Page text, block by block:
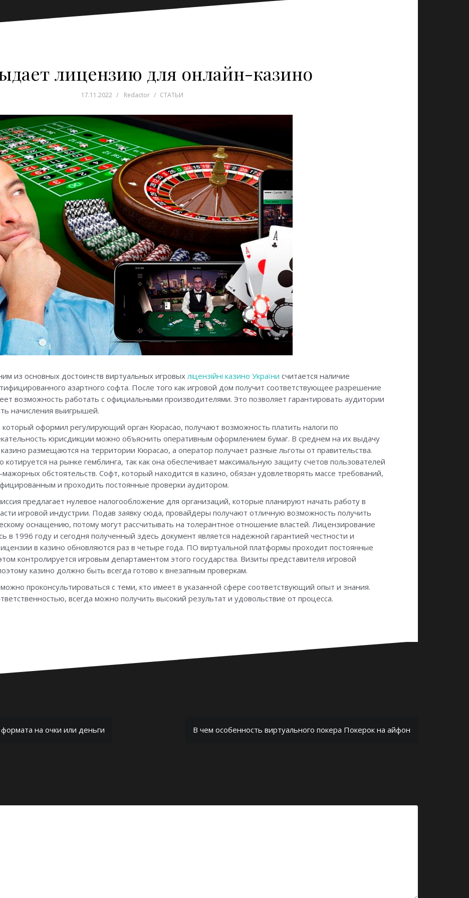
лицензию для онлайн-казино
17.11.2022 Redactor СТАТЬИ
из основных достоинств виртуальных игровыхліцензійні казино України считается наличие
азартного софта. После того как игровой дом получит соответствующее разрешение
возможность работать с официальными производителями. Это позволяет гарантировать аудитории
начисления выигрышей.
оформил регулирующий орган Кюрасао, получают возможность платить налоги по
юрисдикции можно объяснить оперативным оформлением бумаг. В среднем на их выдачу
размещаются на территории Кюрасао, а оператор получает разные льготы от правительства.
на рынке гемблинга, так как она обеспечивает максимальную защиту счетов пользователей
обстоятельств. Софт, который находится в казино, обязан удовлетворять массе требований,
и проходить постоянные проверки аудитором.
предлагает нулевое налогообложение для организаций, которые планируют начать работу в
игровой индустрии. Подав заявку сюда, провайдеры получают отличную возможность получить
оснащению, потому могут рассчитывать на толерантное отношение властей. Лицензирование
в 1996 году и сегодня полученный здесь документ является надежной гарантией честности и
в казино обновляются раз в четыре года. ПО виртуальной платформы проходит постоянные
контролируется игровым департаментом этого государства. Визиты представителя игровой
казино должно быть всегда готово к внезапным проверкам.
проконсультироваться с теми, кто имеет в указанной сфере соответствующий опыт и знания.
всегда можно получить высокий результат и удовольствие от процесса.
на очки или деньги В чем особенность виртуального покера Покерок на айфон